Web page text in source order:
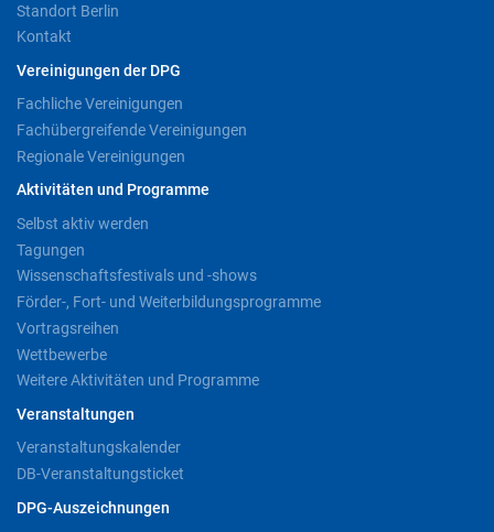
Standort Berlin
Kontakt
Vereinigungen der DPG
Fachliche Vereinigungen
Fachübergreifende Vereinigungen
Regionale Vereinigungen
Aktivitäten und Programme
Selbst aktiv werden
Tagungen
Wissenschaftsfestivals und -shows
Förder-, Fort- und Weiterbildungsprogramme
Vortragsreihen
Wettbewerbe
Weitere Aktivitäten und Programme
Veranstaltungen
Veranstaltungskalender
DB-Veranstaltungsticket
DPG-Auszeichnungen